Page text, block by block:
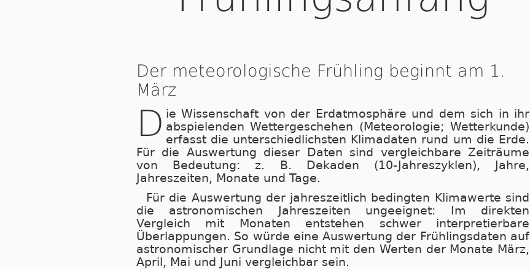
Der meteorologische Frühling beginnt am 1.
März
D ie Wissenschaft von der Erdatmosphäre und dem sich in ihr
abspielenden Wettergeschehen (Meteorologie; Wetterkunde)
erfasst die unterschiedlichsten Klimadaten rund um die Erde.
Für die Auswertung dieser Daten sind vergleichbare Zeiträume
von Bedeutung: z. B. Dekaden (10-Jahreszyklen), Jahre,
Jahreszeiten, Monate und Tage.
Für die Auswertung der jahreszeitlich bedingten Klimawerte sind
die astronomischen Jahreszeiten ungeeignet: Im direkten
Vergleich mit Monaten entstehen schwer interpretierbare
Überlappungen. So würde eine Auswertung der Frühlingsdaten auf
astronomischer Grundlage nicht mit den Werten der Monate März,
April, Mai und Juni vergleichbar sein.